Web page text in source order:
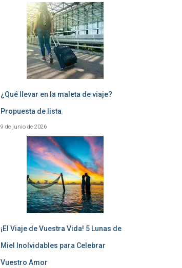
¿Qué llevar en la maleta de viaje?
Propuesta de lista
9 de junio de 2026
¡El Viaje de Vuestra Vida! 5 Lunas de
Miel Inolvidables para Celebrar
Vuestro Amor